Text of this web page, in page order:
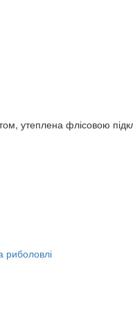
утеплена флісовою
риболовлі